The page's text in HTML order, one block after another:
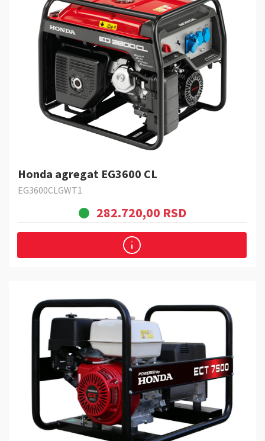
Honda agregat EG3600 CL
EG3600CLGWT1
282.720,00 RSD